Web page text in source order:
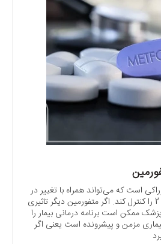
است که می‌تواند همراه با تغییر در
زندگی دیابت نوع 2 را کنترل کند. اگر متفورمین دیگر تاثیری
ممکن است برنامه درمانی بیمار را
مزمن و پیشرونده است یعنی اگر